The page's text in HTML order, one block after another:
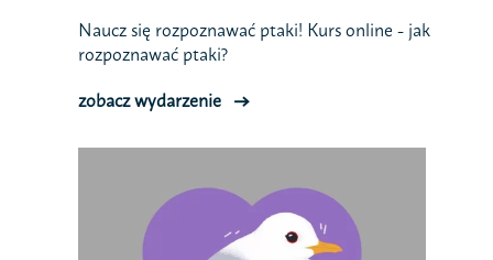
Naucz się rozpoznawać ptaki! Kurs online - jak
rozpoznawać ptaki?
zobacz wydarzenie